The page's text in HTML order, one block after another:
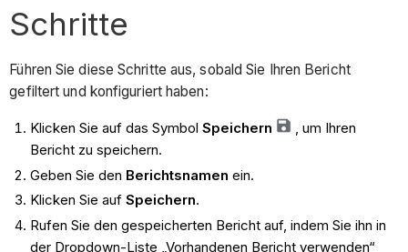
Schritte
Führen Sie diese Schritte aus, sobald Sie Ihren Bericht
gefiltert und konfiguriert haben:
Klicken Sie auf das Symbol Speichern
, um Ihren
Bericht zu speichern.
Geben Sie den Berichtsnamen ein.
Klicken Sie auf Speichern.
Rufen Sie den gespeicherten Bericht auf, indem Sie ihn in
der Dropdown-Liste „Vorhandenen Bericht verwenden“